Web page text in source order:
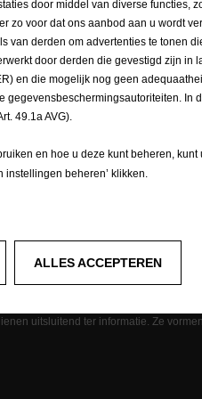
Nieuwe verbruikscijfers
geen enkele aansprakelijkheid voor
doorgevoerd sinds de betreffende
zich het recht voor de
sterk verschillen en variëren
apparatuur (airconditioning,
uitsluitend ter informatie. Ze
door middel van diverse functies,
zo voor dat ons aanbod aan u wordt
van derden om advertenties te tonen
door derden die gevestigd zijn in
en die mogelijk nog geen
gegevensbeschermingsautoriteiten. In
49.1a AVG).
en hoe u deze kunt beheren, kunt
instellingen beheren’ klikken.
ALLES ACCEPTEREN